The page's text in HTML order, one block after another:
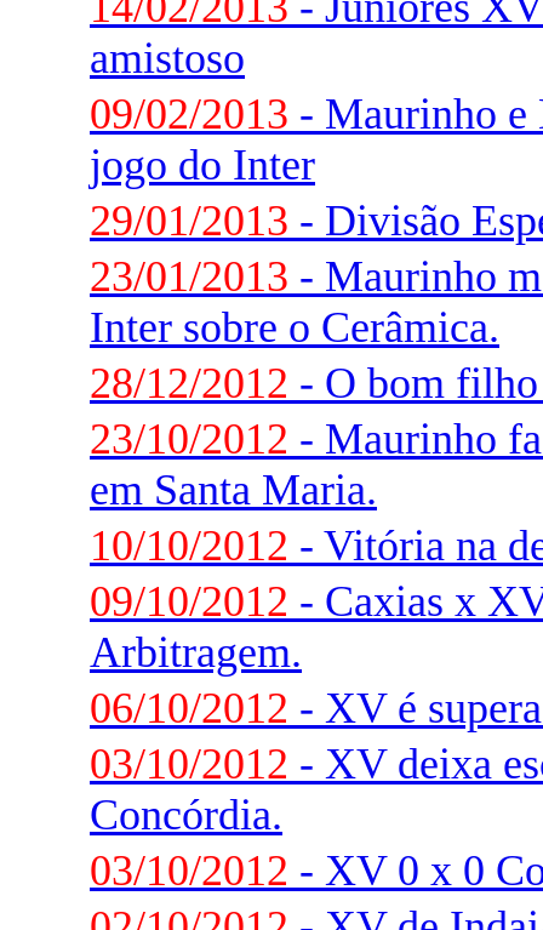
amistoso
09/02/2013 - Maurinho e
jogo do Inter
29/01/2013 - Divisão
23/01/2013 - Maurinho
Inter sobre o Cerâmica.
28/12/2012 - O bom
23/10/2012 - Maurinho
em Santa Maria.
10/10/2012 - Vitória na
09/10/2012 - Caxias x
Arbitragem.
06/10/2012 - XV é
03/10/2012 - XV deixa
Concórdia.
03/10/2012 - XV 0 x 0